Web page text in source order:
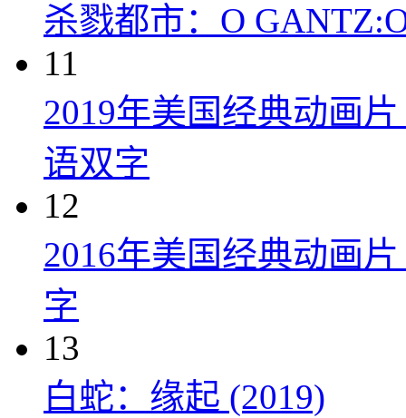
杀戮都市：O
11
2019年美国经典动画
语双字
12
2016年美国经典动画
字
13
白蛇：缘起 (2019)